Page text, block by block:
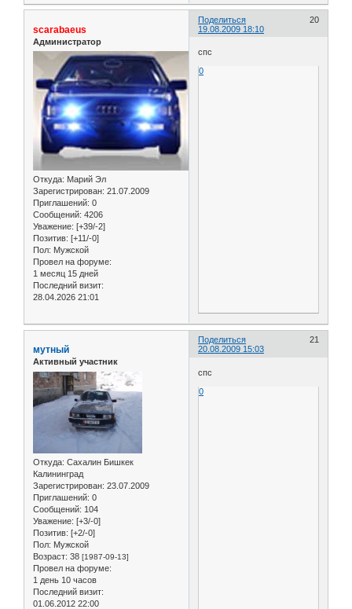
Поделиться
20
19.08.2009 18:10
scarabaeus
Администратор
Откуда: Марий Эл
Зарегистрирован: 21.07.2009
Приглашений: 0
Сообщений: 4206
Уважение: [+39/-2]
Позитив: [+11/-0]
Пол: Мужской
Провел на форуме:
1 месяц 15 дней
Последний визит:
28.04.2026 21:01
спс
0
Поделиться
21
20.08.2009 15:03
мутный
Активный участник
Откуда: Сахалин Бишкек
Калининград
Зарегистрирован: 23.07.2009
Приглашений: 0
Сообщений: 104
Уважение: [+3/-0]
Позитив: [+2/-0]
Пол: Мужской
Возраст: 38 [1987-09-13]
Провел на форуме:
1 день 10 часов
Последний визит:
01.06.2012 22:00
спс
0